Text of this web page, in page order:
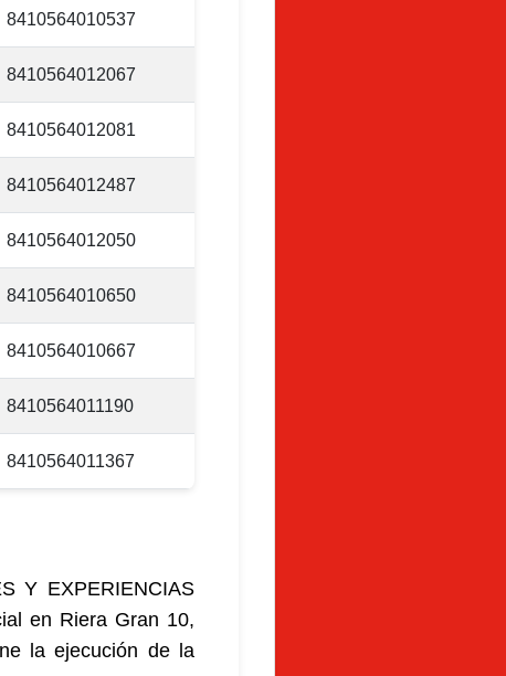
8410564010537
8410564012067
8410564012081
8410564012487
8410564012050
8410564010650
8410564010667
8410564011190
8410564011367
Y EXPERIENCIAS
en Riera Gran 10,
la ejecución de la